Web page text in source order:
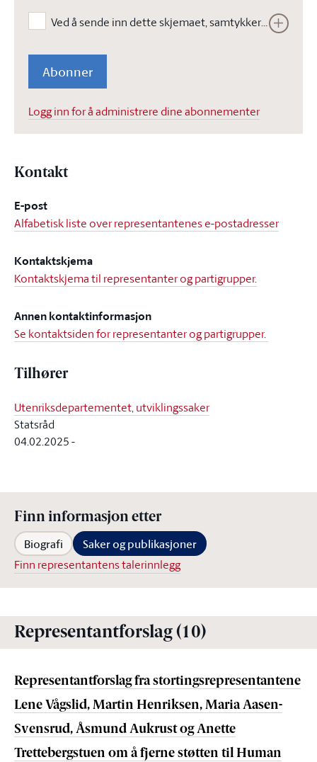
Ved å sende inn dette skjemaet, samtykker jeg i at Stortinget kan lagre opplysningene jeg har gitt i skjemaet. Opplysningene vil ikke bli brukt til annet enn å kunne gjennomføre den bestilte tjenesten. Les vår
Abonner
Logg inn for å administrere dine abonnementer
Kontakt
E-post
Alfabetisk liste over representantenes e-postadresser
Kontaktskjema
Kontaktskjema til representanter og partigrupper.
Annen kontaktinformasjon
Se kontaktsiden for representanter og partigrupper.
Tilhører
Utenriksdepartementet, utviklingssaker
Statsråd
04.02.2025-
Finn informasjon etter
Biografi Saker og publikasjoner
Finn representantens talerinnlegg
Representantforslag (10)
Representantforslag fra stortingsrepresentantene
Lene Vågslid, Martin Henriksen, Maria Aasen-
Svensrud, Åsmund Aukrust og Anette
Trettebergstuen om å fjerne støtten til Human